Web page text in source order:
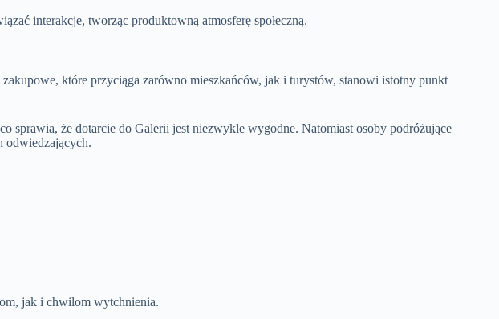
interakcje, tworząc produktowną atmosferę społeczną.
zakupowe, które przyciąga zarówno mieszkańców, jak i turystów, stanowi istotny punkt
sprawia, że dotarcie do Galerii jest niezwykle wygodne. Natomiast osoby podróżujące
odwiedzających.
jak i chwilom wytchnienia.